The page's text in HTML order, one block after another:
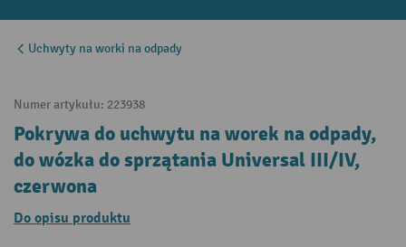
Uchwyty na worki na odpady
Numer artykułu: 223938
Pokrywa do uchwytu na worek na odpady,
do wózka do sprzątania Universal III/IV,
czerwona
Do opisu produktu